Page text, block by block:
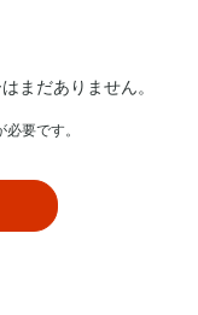
まだありません。
必要です。